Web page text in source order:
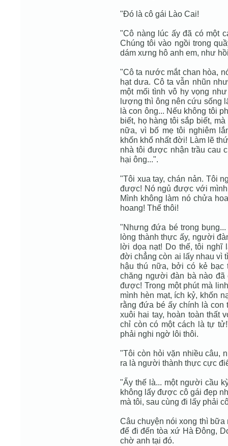
"Ðó là cô gái Lào Cai!
"Cô nàng lúc ấy đã có một
Chúng tôi vào ngồi trong
dám xưng hô anh em, như
"Cô ta nước mắt chan hòa,
hạt dưa. Cô ta vẫn nhũn
một mối tình vô hy vọng
lượng thì ông nên cứu sống
là con ông... Nếu không tôi
biết, họ hàng tôi sắp biết,
nữa, vì bố mẹ tôi nghiêm
khốn khổ nhất đời! Làm lẽ
nhà tôi được nhận trầu cau
hại ông...".
"Tôi xua tay, chán nản. Tôi
được! Nó ngủ được với
Mình không làm nó chửa
hoang! Thế thôi!
"Nhưng đứa bé trong
lòng thành thực ấy, người
lời dọa nạt! Do thế, tôi nghĩ
đời chẳng còn ai lấy nhau vì
hậu thú nữa, bởi có kẻ
chăng người đàn bà nào đã
được! Trong một phút mà
mình hèn mạt, ích kỷ, khốn
rằng đứa bé ấy chính là
xuôi hai tay, hoàn toàn thất
chỉ còn có một cách là tự
phải nghi ngờ lôi thôi.
"Tôi còn hỏi vặn nhiều câu,
ra là người thành thực cực
"Ấy thế là... một người cầu
không lấy được cô gái đẹp
mà tôi, sau cùng đi lấy phải
Câu chuyện nói xong thì
để đi đến tòa xứ Hà Ðông,
chờ anh tại đó.